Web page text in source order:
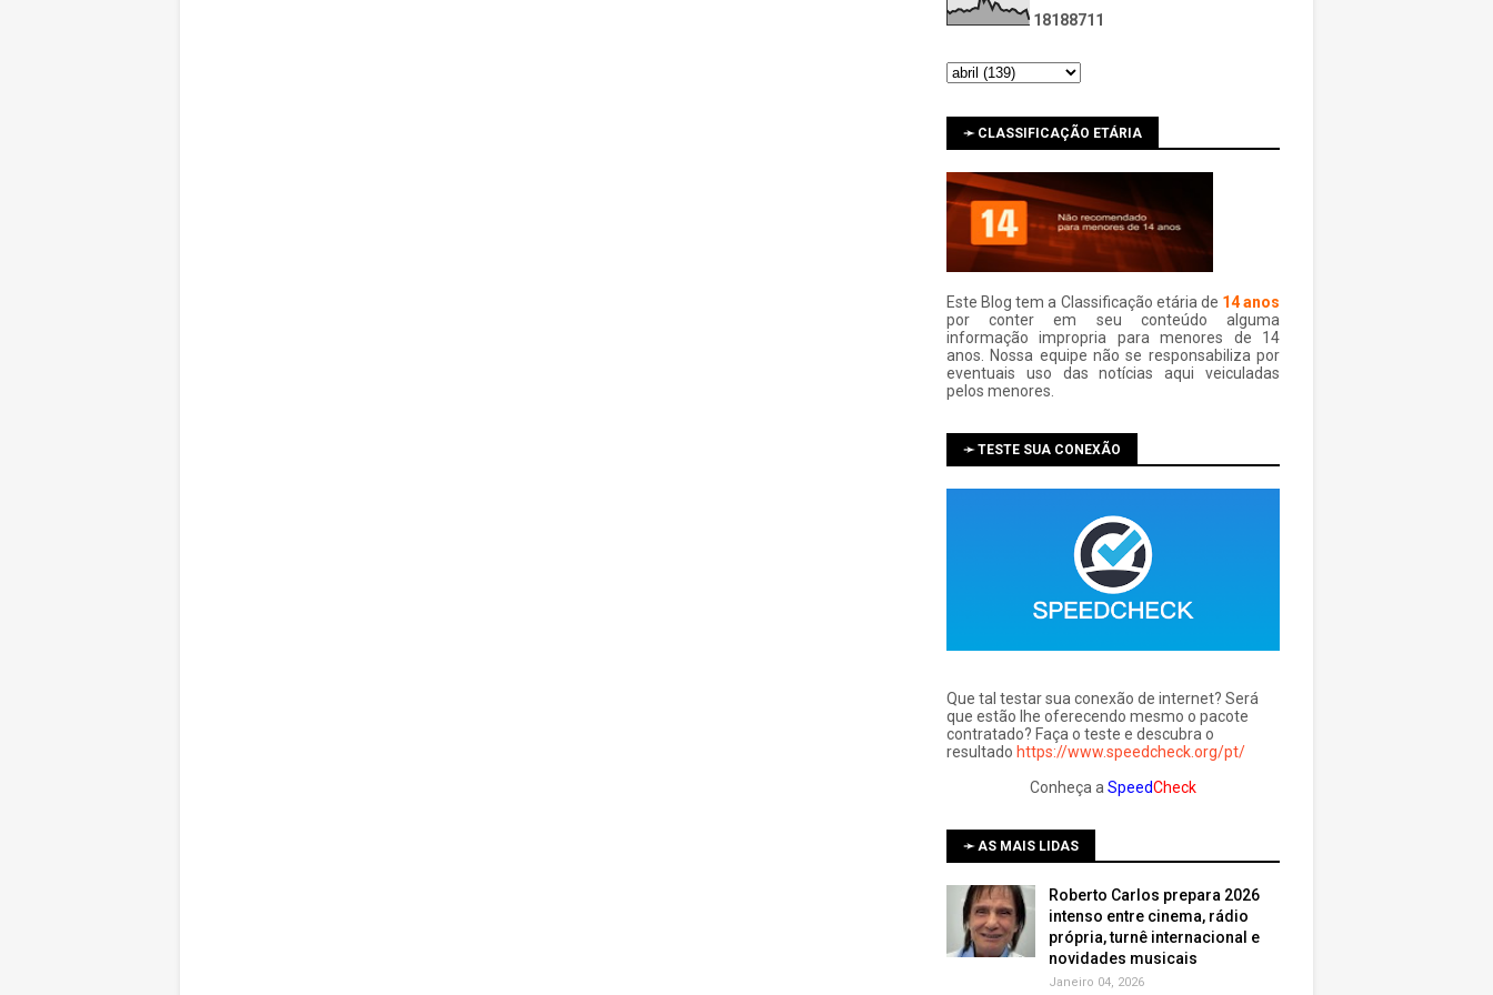
1 81 8871 1
➛ CLASSIFICAÇÃO ETÁRIA
Este Blog tem a Classificação etária de 14 anos
por conter em seu conteúdo alguma
informação impropria para menores de 14
anos. Nossa equipe não se responsabiliza por
eventuais uso das notí­cias aqui veiculadas
pelos menores.
➛ TESTE SUA CONEXÃO
Que tal testar sua conexão de internet? Será
que estão lhe oferecendo mesmo o pacote
contratado? Faça o teste e descubra o
resultado https://www.speedcheck.org/pt/
Conheça a SpeedCheck
➛ AS MAIS LIDAS
Roberto Carlos prepara 2026
intenso entre cinema, rádio
própria, turnê internacional e
novidades musicais
Janeiro 04, 2026